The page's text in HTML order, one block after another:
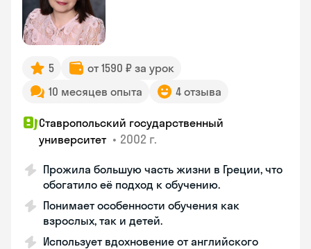
5
от 1590 ₽ за урок
10 месяцев опыта
4 отзыва
Ставропольский государственный
университет • 2002 г.
Прожила большую часть жизни в Греции, что
обогатило её подход к обучению.
Понимает особенности обучения как
взрослых, так и детей.
Использует вдохновение от английского